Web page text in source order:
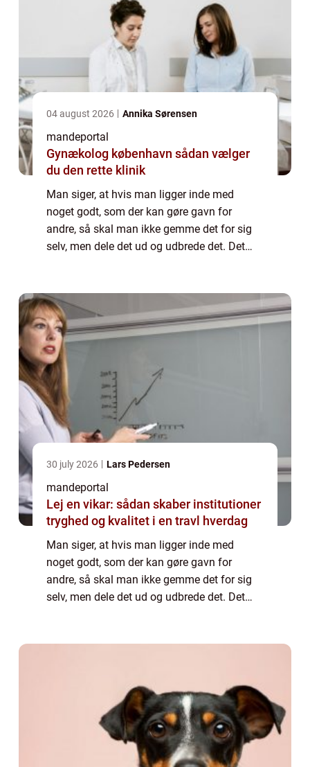
04 august 2026 Annika Sørensen
mandeportal
Gynækolog københavn sådan vælger
du den rette klinik
Man siger, at hvis man ligger inde med
noget godt, som der kan gøre gavn for
andre, så skal man ikke gemme det for sig
selv, men dele det ud og udbrede det. Det
være ...
30 july 2026 Lars Pedersen
mandeportal
Lej en vikar: sådan skaber institutioner
tryghed og kvalitet i en travl hverdag
Man siger, at hvis man ligger inde med
noget godt, som der kan gøre gavn for
andre, så skal man ikke gemme det for sig
selv, men dele det ud og udbrede det. Det